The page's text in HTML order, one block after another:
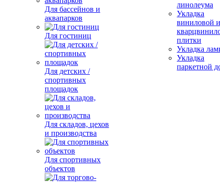
Для бассейнов и
аквапарков
Для гостиниц
Для детских /
спортивных
площадок
Для складов, цехов
и производства
Для спортивных
объектов
линолеума
Укладка
виниловой и
плитки
Укладка
Укладка
паркетной